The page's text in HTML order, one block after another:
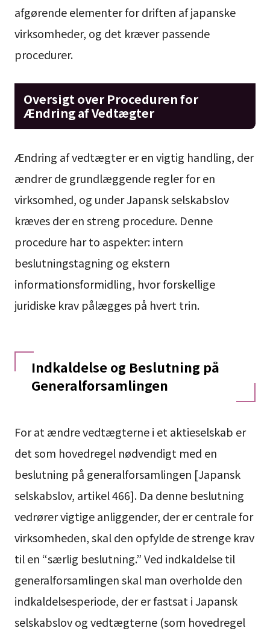
afgørende elementer for driften af japanske
virksomheder, og det kræver passende
procedurer.
Oversigt over Proceduren for
Ændring af Vedtægter
Ændring af vedtægter er en vigtig handling, der
ændrer de grundlæggende regler for en
virksomhed, og under Japansk selskabslov
kræves der en streng procedure. Denne
procedure har to aspekter: intern
beslutningstagning og ekstern
informationsformidling, hvor forskellige
juridiske krav pålægges på hvert trin.
Indkaldelse og Beslutning på
Generalforsamlingen
For at ændre vedtægterne i et aktieselskab er
det som hovedregel nødvendigt med en
beslutning på generalforsamlingen [Japansk
selskabslov, artikel 466]. Da denne beslutning
vedrører vigtige anliggender, der er centrale for
virksomheden, skal den opfylde de strenge krav
til en “særlig beslutning.” Ved indkaldelse til
generalforsamlingen skal man overholde den
indkaldelsesperiode, der er fastsat i Japansk
selskabslov og vedtægterne (som hovedregel